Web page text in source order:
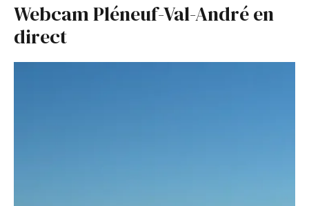
Webcam Pléneuf-Val-André en
direct